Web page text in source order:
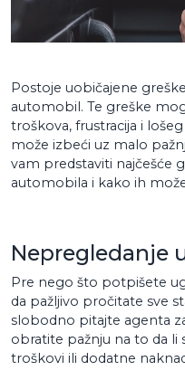
Postoje uobičajene
automobil. Te greške
troškova, frustracija i
može izbeći uz malo
vam predstaviti najčešće
automobila i kako ih
Nepregledanje
Pre nego što potpišete
da pažljivo pročitate sve
slobodno pitajte agenta
obratite pažnju na to da li
troškovi ili dodatne